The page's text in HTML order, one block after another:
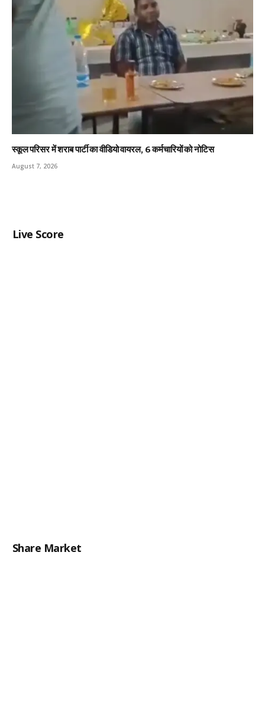
स्कूल परिसर में शराब पार्टी का वीडियो वायरल, 6 कर्मचारियों को नोटिस
August 7, 2026
Live Score
Share Market